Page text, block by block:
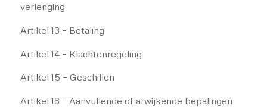
verlenging
Artikel 13 – Betaling
Artikel 14 – Klachtenregeling
Artikel 15 – Geschillen
Artikel 16 – Aanvullende of afwijkende bepalingen